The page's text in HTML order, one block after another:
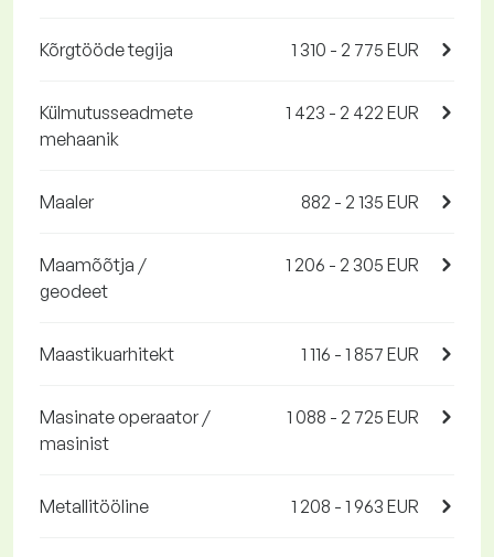
Kõrgtööde tegija 1 310 - 2 775 EUR
Külmutusseadmete
mehaanik
1 423 - 2 422 EUR
Maaler 882 - 2 135 EUR
Maamõõtja /
geodeet
1 206 - 2 305 EUR
Maastikuarhitekt 1 116 - 1 857 EUR
Masinate operaator /
masinist
1 088 - 2 725 EUR
Metallitööline 1 208 - 1 963 EUR